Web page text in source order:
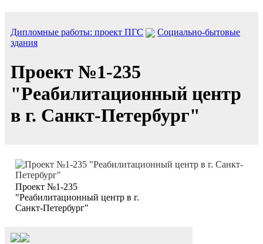
Дипломные работы: проект ПГС
Социально-бытовые
здания
Проект №1-235
"Реабилитационный центр
в г. Санкт-Петербург"
Проект №1-235
"Реабилитационный центр в г.
Санкт-Петербург"